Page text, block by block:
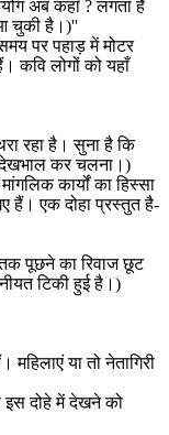
अब कहाँ ? लगता है
आ चुकी है।)''
पर पहाड़ में मोटर
कवि लोगों को यहाँ
रहा है। सुना है कि
देखभाल कर चलना।)
कार्यों का हिस्सा
हैं। एक दोहा प्रस्तुत है-
पूछने का रिवाज छूट
टिकी हुई है।)
या तो नेतागिरी
इस दोहे में देखने को